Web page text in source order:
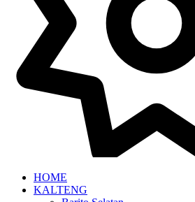
HOME
KALTENG